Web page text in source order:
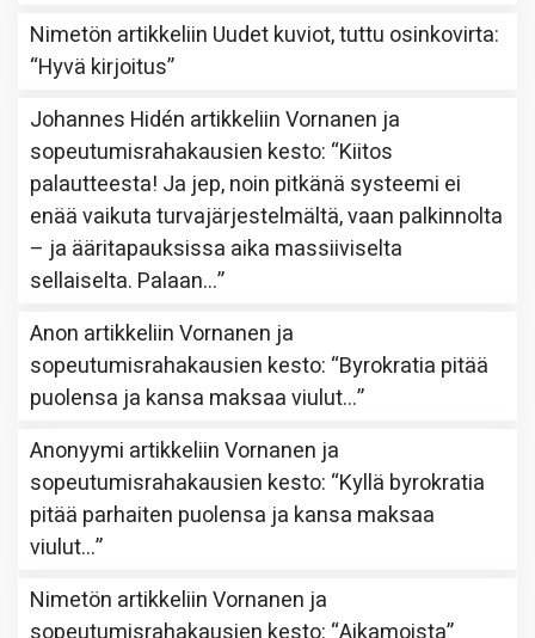
Nimetön artikkeliin Uudet kuviot, tuttu osinkovirta:
“Hyvä kirjoitus”
Johannes Hidén artikkeliinVornanen ja
sopeutumisrahakausien kesto: “Kiitos
palautteesta! Ja jep, noin pitkänä systeemi ei
enää vaikuta turvajärjestelmältä, vaan palkinnolta
– ja ääritapauksissa aika massiiviselta
sellaiselta. Palaan…”
Anon artikkeliinVornanen ja
sopeutumisrahakausien kesto: “Byrokratia pitää
puolensa ja kansa maksaa viulut…”
Anonyymi artikkeliinVornanen ja
sopeutumisrahakausien kesto: “Kyllä byrokratia
pitää parhaiten puolensa ja kansa maksaa
viulut…”
Nimetön artikkeliinVornanen ja